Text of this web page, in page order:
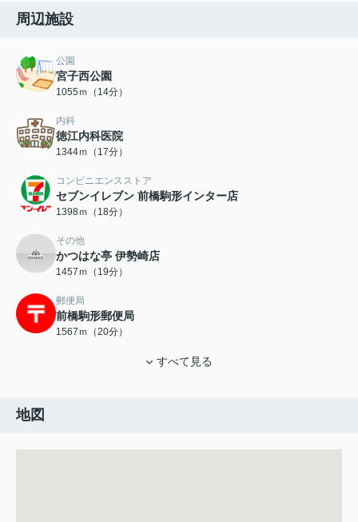
周辺施設
公園
宮子西公園
1055ｍ（14分）
内科
徳江内科医院
1344ｍ（17分）
コンビニエンスストア
セブンイレブン 前橋駒形インター店
1398ｍ（18分）
その他
かつはな亭 伊勢崎店
1457ｍ（19分）
郵便局
前橋駒形郵便局
1567ｍ（20分）
すべて見る
地図